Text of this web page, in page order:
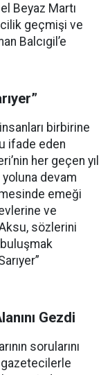
Beyaz Martı
geçmişi ve
Balcıgil’e
birbirine
ifade eden
her geçen yıl
devam
emeği
ve
sözlerini
buluşmak
Gezdi
sorularını
gazetecilerle